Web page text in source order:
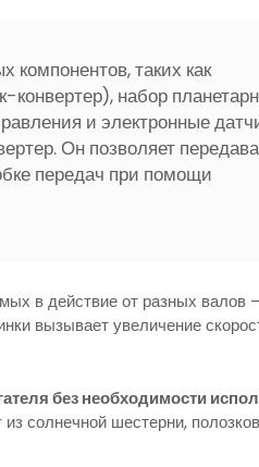
компонентов, таких как
конвертер), набор
и электронные
Он позволяет
передач при помощи
в действие от разных валов
вызывает увеличение
без необходимости
солнечной шестерни,